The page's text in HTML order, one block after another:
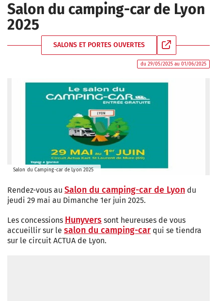
Salon du camping-car de Lyon
2025
SALONS ET PORTES OUVERTES
du 29/05/2025 au 01/06/2025
Salon du Camping-car de Lyon 2025
Rendez-vous au Salon du camping-car de Lyon du
jeudi 29 mai au Dimanche 1er juin 2025.
Les concessions Hunyvers sont heureuses de vous
accueillir sur le salon du camping-car qui se tiendra
sur le circuit ACTUA de Lyon.